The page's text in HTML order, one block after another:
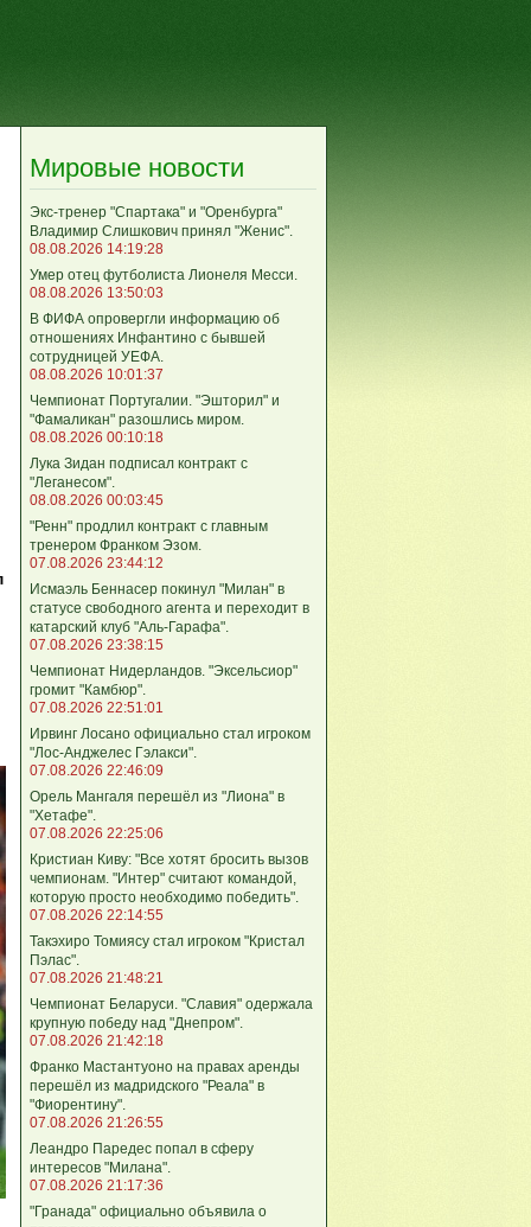
Мировые новости
Экс-тренер "Спартака" и "Оренбурга"
Владимир Слишкович принял "Женис".
08.08.2026 14:19:28
Умер отец футболиста Лионеля Месси.
08.08.2026 13:50:03
В ФИФА опровергли информацию об
отношениях Инфантино с бывшей
сотрудницей УЕФА.
08.08.2026 10:01:37
Чемпионат Португалии. "Эшторил" и
"Фамаликан" разошлись миром.
08.08.2026 00:10:18
Лука Зидан подписал контракт с
"Леганесом".
08.08.2026 00:03:45
"Ренн" продлил контракт с главным
тренером Франком Эзом.
07.08.2026 23:44:12
Исмаэль Беннасер покинул "Милан" в
статусе свободного агента и переходит в
катарский клуб "Аль-Гарафа".
07.08.2026 23:38:15
Чемпионат Нидерландов. "Эксельсиор"
громит "Камбюр".
07.08.2026 22:51:01
Ирвинг Лосано официально стал игроком
"Лос-Анджелес Гэлакси".
07.08.2026 22:46:09
Орель Мангаля перешёл из "Лиона" в
"Хетафе".
07.08.2026 22:25:06
Кристиан Киву: "Все хотят бросить вызов
чемпионам. "Интер" считают командой,
которую просто необходимо победить".
07.08.2026 22:14:55
Такэхиро Томиясу стал игроком "Кристал
Пэлас".
07.08.2026 21:48:21
Чемпионат Беларуси. "Славия" одержала
крупную победу над "Днепром".
07.08.2026 21:42:18
Франко Мастантуоно на правах аренды
перешёл из мадридского "Реала" в
"Фиорентину".
07.08.2026 21:26:55
Леандро Паредес попал в сферу
интересов "Милана".
07.08.2026 21:17:36
"Гранада" официально объявила о